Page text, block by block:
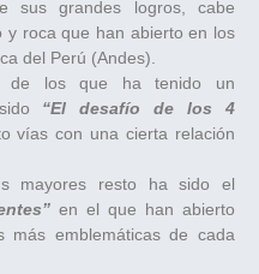
sus grandes logros, cabe
y roca que han abierto en los
del Perú (Andes).
de los que ha tenido un
“El desafío de los 4
vías con una cierta relación
mayores resto ha sido el
en el que han abierto
emblemáticas de cada